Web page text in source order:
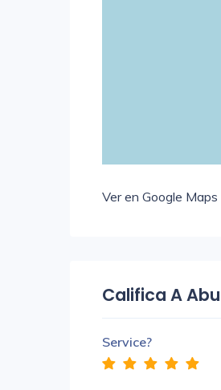
Ver en Google Maps
Califica A
Service?